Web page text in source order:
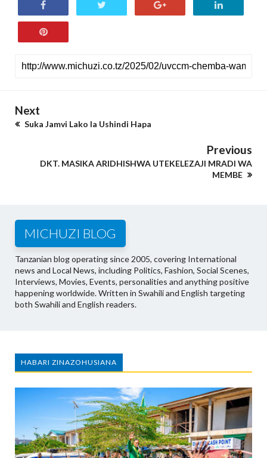
Next
Suka Jamvi Lako la Ushindi Hapa
Previous
DKT. MASIKA ARIDHISHWA UTEKELEZAJI MRADI WA
MEMBE
MICHUZI BLOG
Tanzanian blog operating since 2005, covering International
news and Local News, including Politics, Fashion, Social Scenes,
Interviews, Movies, Events, personalities and anything positive
happening worldwide. Written in Swahili and English targeting
both Swahili and English readers.
HABARI ZINAZOHUSIANA